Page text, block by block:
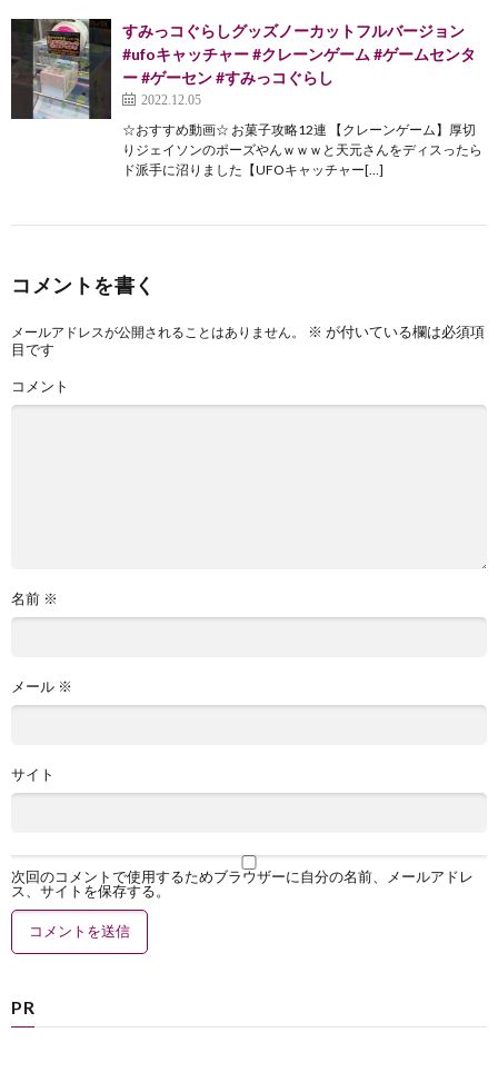
すみっコぐらしグッズノーカットフルバージョン
#ufoキャッチャー #クレーンゲーム #ゲームセンタ
ー #ゲーセン #すみっコぐらし
2022.12.05
☆おすすめ動画☆ お菓子攻略12連 【クレーンゲーム】厚切
りジェイソンのポーズやんｗｗｗと天元さんをディスったら
ド派手に沼りました【UFOキャッチャー[…]
コメントを書く
メールアドレスが公開されることはありません。 ※ が付いている欄は必須項
目です
コメント
名前 ※
メール ※
サイト
次回のコメントで使用するためブラウザーに自分の名前、メールアドレ
ス、サイトを保存する。
PR